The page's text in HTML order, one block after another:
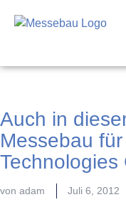
Auch in
Messebau
Technologies
von adam Juli 6, 2012